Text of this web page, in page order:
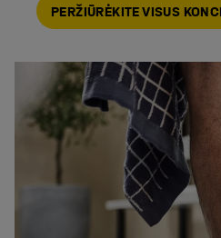
PERŽIŪRĖKITE VISUS